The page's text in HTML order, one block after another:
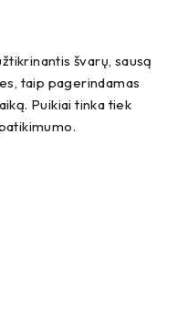
švarų, sausą
taip pagerindamas
Puikiai tinka tiek